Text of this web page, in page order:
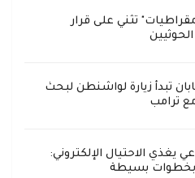
تثني على قرار
تبدأ زيارة لواشنطن لبحث
ترامب
يغذي الاحتيال الإلكتروني:
بخطوات بسيطة